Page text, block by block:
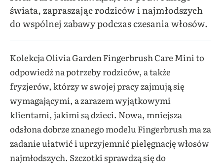
świata, zapraszając rodziców i najmłodszych
do wspólnej zabawy podczas czesania włosów.
Kolekcja Olivia Garden Fingerbrush Care Mini to
odpowiedź na potrzeby rodziców, a także
fryzjerów, którzy w swojej pracy zajmują się
wymagającymi, a zarazem wyjątkowymi
klientami, jakimi są dzieci. Nowa, mniejsza
odsłona dobrze znanego modelu Fingerbrush ma za
zadanie ułatwić i uprzyjemnić pielęgnację włosów
najmłodszych. Szczotki sprawdzą się do